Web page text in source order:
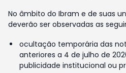
No âmbito do Ibram e de suas
deverão ser observadas as
ocultação temporária das
anteriores a 4 de julho de
publicidade institucional ou